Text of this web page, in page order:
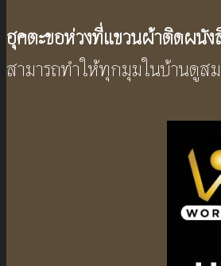
ฮุคตะขอห่วงที่แขวนผ้าติดผนัง
สามารถทำให้ทุกมุมในบ้านดูส